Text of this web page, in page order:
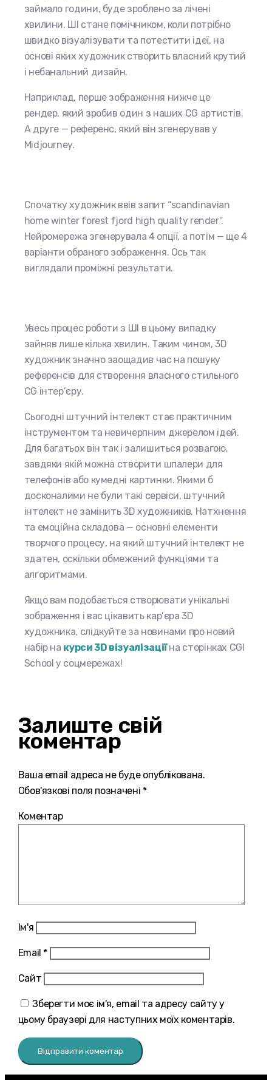
займало години, буде зроблено за лічені
хвилини. ШІ стане помічником, коли потрібно
швидко візуалізувати та потестити ідеї, на
основі яких художник створить власний крутий
і небанальний дизайн.
Наприклад, перше зображення нижче це
рендер, який зробив один з наших CG артистів.
А друге — референс, який він згенерував у
Midjourney.
Спочатку художник ввів запит “scandinavian
home winter forest fjord high quality render”.
Нейромережа згенерувала 4 опції, а потім — ще 4
варіанти обраного зображення. Ось так
виглядали проміжні результати.
Увесь процес роботи з ШІ в цьому випадку
зайняв лише кілька хвилин. Таким чином, 3D
художник значно заощадив час на пошуку
референсів для створення власного стильного
CG інтер’єру.
Сьогодні штучний інтелект стає практичним
інструментом та невичерпним джерелом ідей.
Для багатьох він так і залишиться розвагою,
завдяки якій можна створити шпалери для
телефонів або кумедні картинки. Якими б
досконалими не були такі сервіси, штучний
інтелект не замінить 3D художників. Натхнення
та емоційна складова — основні елементи
творчого процесу, на який штучний інтелект не
здатен, оскільки обмежений функціями та
алгоритмами.
Якщо вам подобається створювати унікальні
зображення і вас цікавить кар’єра 3D
художника, слідкуйте за новинами про новий
набір на курси 3D візуалізаціїна сторінках CGI
School у соцмережах!
Залиште свій
коментар
Ваша email адреса не буде опублікована.
Обов'язкові поля позначені *
Коментар
Ім'я
Email *
Сайт
Зберегти моє ім'я, email та адресу сайту у
цьому браузері для наступних моїх коментарів.